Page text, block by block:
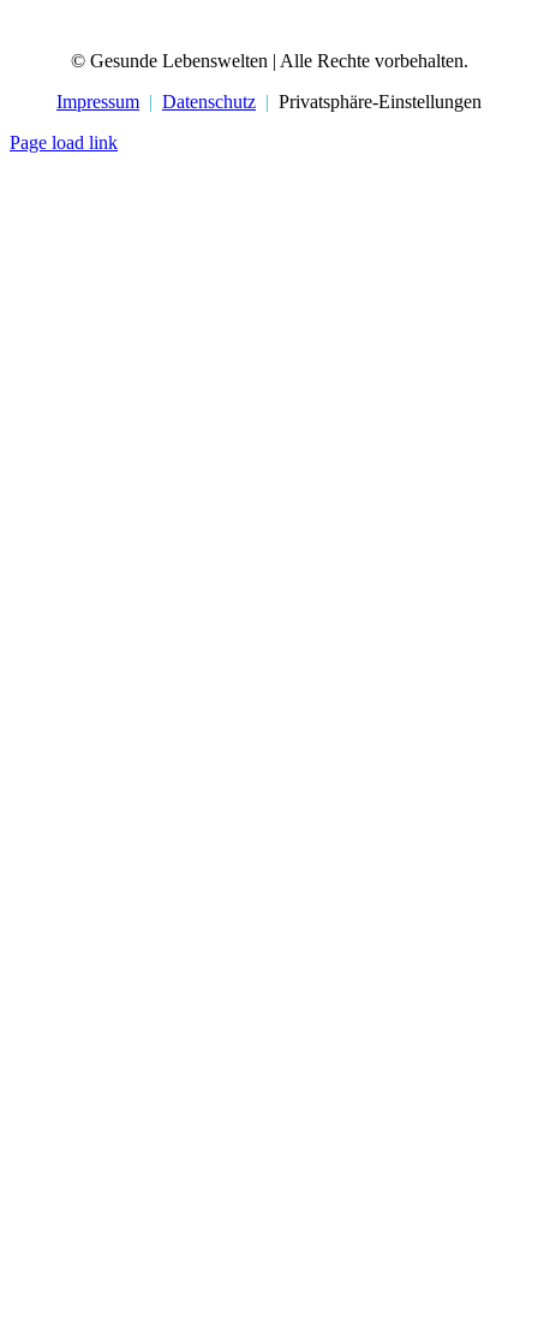
© Gesunde Lebenswelten | Alle Rechte vorbehalten.
Impressum | Datenschutz | Privatsphäre-Einstellungen
Page load link